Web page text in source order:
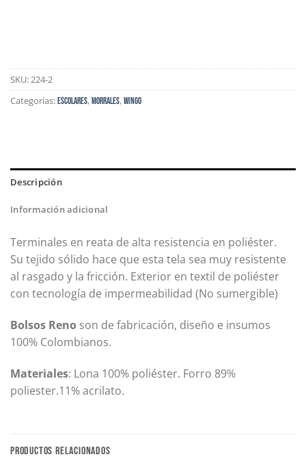
SKU:224-2
Categorías:Escolares,Morrales,WINGO
Descripción
Información adicional
Terminales en reata de alta resistencia en poliéster.
Su tejido sólido hace que esta tela sea muy resistente
al rasgado y la fricción. Exterior en textil de poliéster
con tecnología de impermeabilidad (No sumergible)
Bolsos Reno son de fabricación, diseño e insumos
100% Colombianos.
Materiales: Lona 100% poliéster. Forro 89%
poliester.11% acrilato.
PRODUCTOS RELACIONADOS